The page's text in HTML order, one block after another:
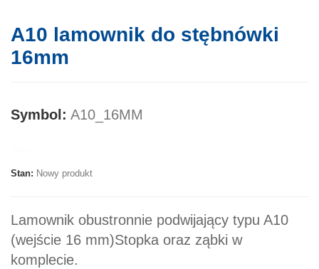
A10 lamownik do stębnówki
16mm
Symbol: A10_16MM
Stan: Nowy produkt
Lamownik obustronnie podwijający typu A10
(wejście 16 mm)Stopka oraz ząbki w
komplecie.